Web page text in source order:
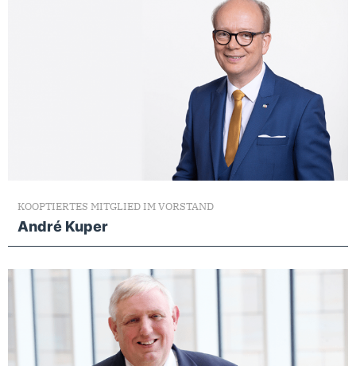
KOOPTIERTES MITGLIED IM VORSTAND
André Kuper